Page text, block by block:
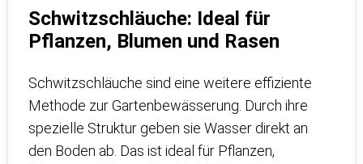
Schwitzschläuche: Ideal für
Pflanzen, Blumen und Rasen
Schwitzschläuche sind eine weitere effiziente
Methode zur Gartenbewässerung. Durch ihre
spezielle Struktur geben sie Wasser direkt an
den Boden ab. Das ist ideal für Pflanzen,